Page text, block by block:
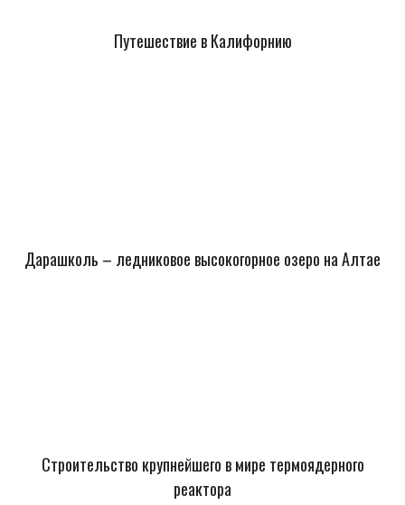
Путешествие в Калифорнию
Дарашколь – ледниковое высокогорное озеро на Алтае
Строительство крупнейшего в мире термоядерного
реактора